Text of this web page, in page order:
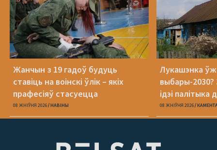
Жанчын з 19 гадоў будуць
ставіць на воінскі ўлік – якіх
прафесіяў стасуецца
08 ЖНІЎНЯ 2026 НАВІНЫ
Лукашэнка
выбары-
ідэі палітыка
08 ЖНІЎНЯ 2026